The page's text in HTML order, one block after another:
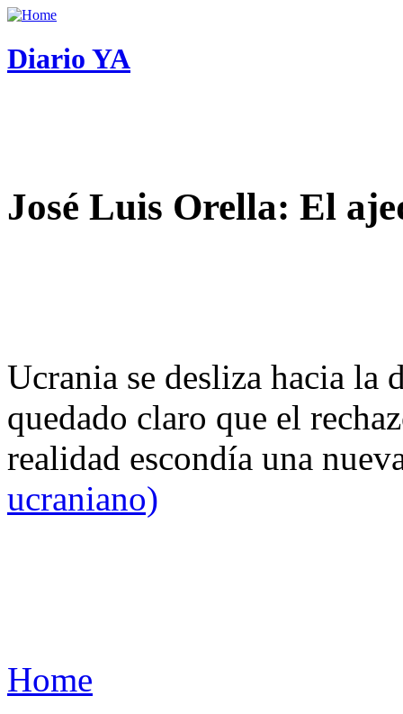
Diario YA
José Luis Orella: El
Ucrania se desliza hacia
quedado claro que el
realidad escondía una
ucraniano)
Home